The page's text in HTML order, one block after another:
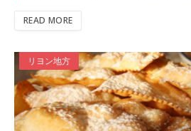
READ MORE
リヨン地方